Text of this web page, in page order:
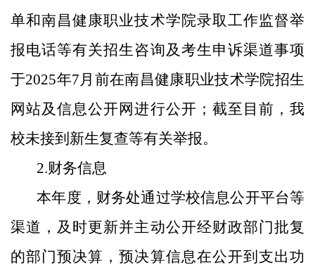
单和南昌健康职业技术学院录取工作监督举
报电话等有关招生咨询及考生申诉渠道事项
于2025年7月前在南昌健康职业技术学院招生
网站及信息公开网进行公开；截至目前，我
校未接到新生复查等有关举报。
2.财务信息
本年度，财务处通过学校信息公开平台等
渠道，及时更新并主动公开经财政部门批复
的部门预决算，预决算信息在公开到支出功